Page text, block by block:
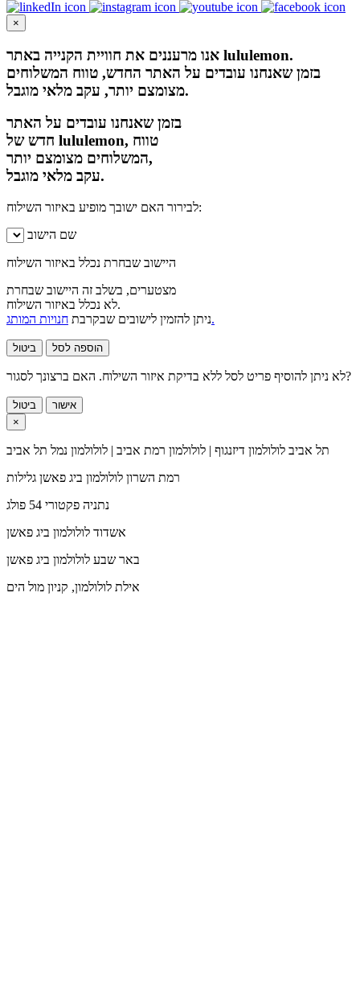
×
אנו מרעננים את חוויית הקנייה באתר lululemon.
בזמן שאנחנו עובדים על האתר החדש, טווח המשלוחים
מצומצם יותר, עקב מלאי מוגבל.
בזמן שאנחנו עובדים על האתר
חדש של lululemon, טווח
המשלוחים מצומצם יותר,
עקב מלאי מוגבל.
לבירור האם ישובך מופיע באיזור השילוח:
שם הישוב
היישוב שבחרת נכלל באיזור השילוח
מצטערים, בשלב זה היישוב שבחרת
לא נכלל באיזור השילוח.
ניתן להזמין לישובים שבקרבתחנויות המותג.
ביטול הוספה לסל
לא ניתן להוסיף פריט לסל ללא בדיקת איזור השילוח. האם ברצונך לסגור?
ביטול
אישור
×
תל אביב לולולמון דיזנגוף | לולולמון רמת אביב | לולולמון נמל תל אביב
רמת השרון לולולמון ביג פאשן גלילות
נתניה פקטורי 54 פולג
אשדוד לולולמון ביג פאשן
באר שבע לולולמון ביג פאשן
אילת לולולמון, קניון מול הים